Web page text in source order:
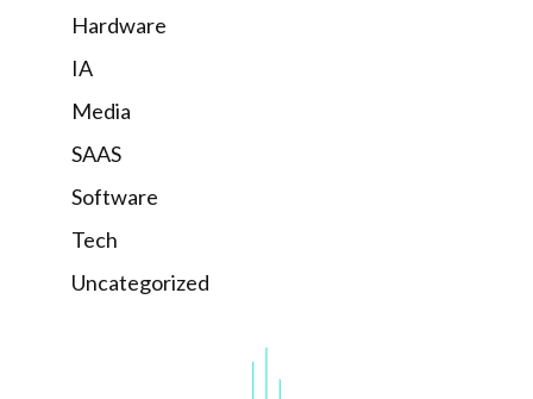
Hardware
IA
Media
SAAS
Software
Tech
Uncategorized